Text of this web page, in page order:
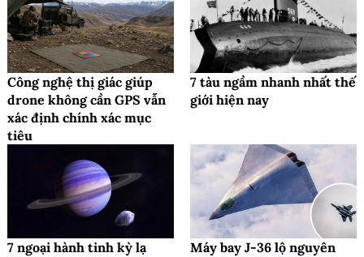
Công nghệ thị giác giúp
drone không cần GPS vẫn
xác định chính xác mục
tiêu
7 tàu ngầm nhanh nhất thế
giới hiện nay
7 ngoại hành tinh kỳ lạ
Máy bay J-36 lộ nguyên